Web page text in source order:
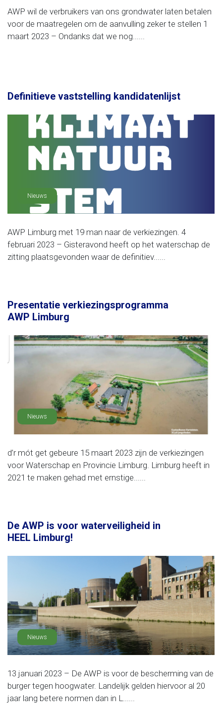
AWP wil de verbruikers van ons grondwater laten betalen
voor de maatregelen om de aanvulling zeker te stellen 1
maart 2023 – Ondanks dat we nog......
Definitieve vaststelling kandidatenlijst
Nieuws
AWP Limburg met 19 man naar de verkiezingen. 4
februari 2023 – Gisteravond heeft op het waterschap de
zitting plaatsgevonden waar de definitiev......
Presentatie verkiezingsprogramma
AWP Limburg
Nieuws
d’r mót get gebeure 15 maart 2023 zijn de verkiezingen
voor Waterschap en Provincie Limburg. Limburg heeft in
2021 te maken gehad met ernstige......
De AWP is voor waterveiligheid in
HEEL Limburg!
Nieuws
13 januari 2023 – De AWP is voor de bescherming van de
burger tegen hoogwater. Landelijk gelden hiervoor al 20
jaar lang betere normen dan in L......